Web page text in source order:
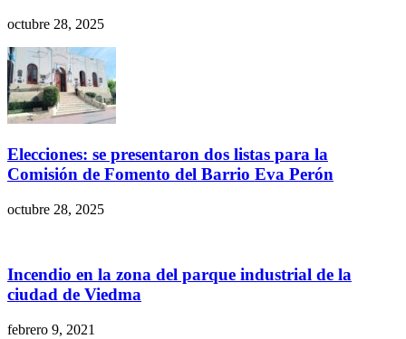
octubre 28, 2025
Elecciones: se presentaron dos listas para la
Comisión de Fomento del Barrio Eva Perón
octubre 28, 2025
Incendio en la zona del parque industrial de la
ciudad de Viedma
febrero 9, 2021